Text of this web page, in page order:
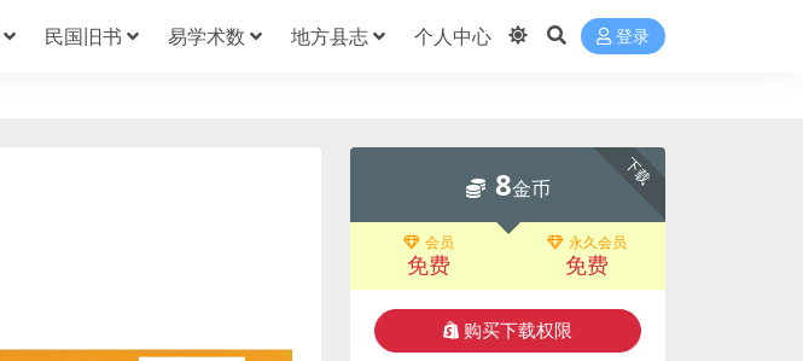
民国旧书 易学术数 地方县志 个人中心 登录
下载
8金币
会员
免费
永久会员
免费
购买下载权限